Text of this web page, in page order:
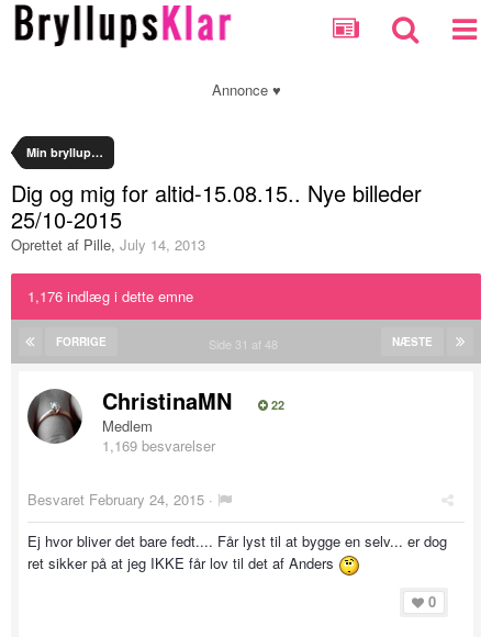
Annonce ♥
Min bryllupsplanlægning
Dig og mig for altid-15.08.15.. Nye billeder
25/10-2015
Oprettet af Pille, July 14, 2013
1,176 indlæg i dette emne
FORRIGE NÆSTE
Side 31 af 48
ChristinaMN 22
Medlem
1,169 besvarelser
Besvaret February 24, 2015 ·
Ej hvor bliver det bare fedt.... Får lyst til at bygge en selv... er dog
ret sikker på at jeg IKKE får lov til det af Anders
0